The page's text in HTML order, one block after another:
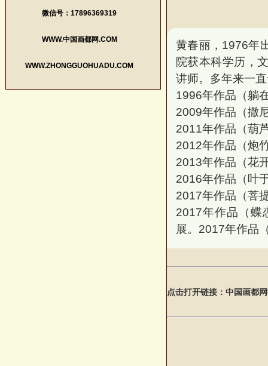
微信号：17896369319
WWW.中国画都网.COM
WWW.ZHONGGUOHUADU.COM
黄春丽，1976年
院获本科学历，
讲师。多年来一
1996年作品（躺
2009年作品（撒
2011年作品（葫
2012年作品（炮
2013年作品（花
2016年作品（叶
2017年作品（菩
2017年作品（蝶
展。2017年作品
点击打开链接：中国画都